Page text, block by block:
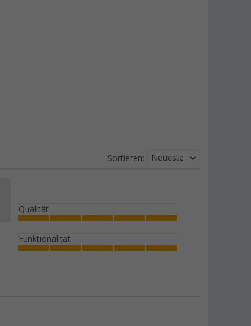
Sortieren: Neueste
Qualität
Funktionalität